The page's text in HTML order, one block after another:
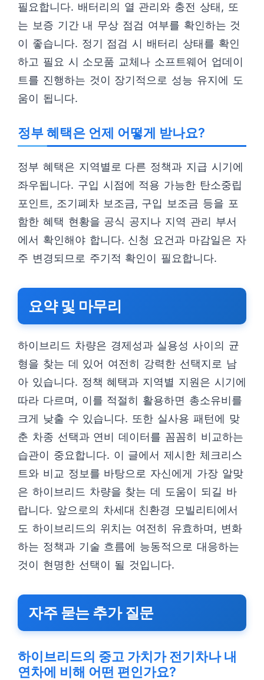
필요합니다. 배터리의 열 관리와 충전 상태, 또
는 보증 기간 내 무상 점검 여부를 확인하는 것
이 좋습니다. 정기 점검 시 배터리 상태를 확인
하고 필요 시 소모품 교체나 소프트웨어 업데이
트를 진행하는 것이 장기적으로 성능 유지에 도
움이 됩니다.
정부 혜택은 언제 어떻게 받나요?
정부 혜택은 지역별로 다른 정책과 지급 시기에
좌우됩니다. 구입 시점에 적용 가능한 탄소중립
포인트, 조기폐차 보조금, 구입 보조금 등을 포
함한 혜택 현황을 공식 공지나 지역 관리 부서
에서 확인해야 합니다. 신청 요건과 마감일은 자
주 변경되므로 주기적 확인이 필요합니다.
요약 및 마무리
하이브리드 차량은 경제성과 실용성 사이의 균
형을 찾는 데 있어 여전히 강력한 선택지로 남
아 있습니다. 정책 혜택과 지역별 지원은 시기에
따라 다르며, 이를 적절히 활용하면 총소유비를
크게 낮출 수 있습니다. 또한 실사용 패턴에 맞
춘 차종 선택과 연비 데이터를 꼼꼼히 비교하는
습관이 중요합니다. 이 글에서 제시한 체크리스
트와 비교 정보를 바탕으로 자신에게 가장 알맞
은 하이브리드 차량을 찾는 데 도움이 되길 바
랍니다. 앞으로의 차세대 친환경 모빌리티에서
도 하이브리드의 위치는 여전히 유효하며, 변화
하는 정책과 기술 흐름에 능동적으로 대응하는
것이 현명한 선택이 될 것입니다.
자주 묻는 추가 질문
하이브리드의 중고 가치가 전기차나 내
연차에 비해 어떤 편인가요?